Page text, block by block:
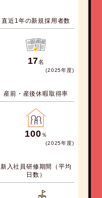
直近1年の新規採用者数
17名
(2025年度)
産前・産後休暇取得率
100 ％
(2025年度)
新入社員研修期間（平均
日数）